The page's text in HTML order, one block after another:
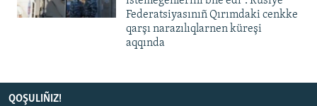
Federatsiyasınıñ Qırımdaki cenkke
qarşı narazılıqlarnen küreşi
aqqında
QOŞULIÑIZ!